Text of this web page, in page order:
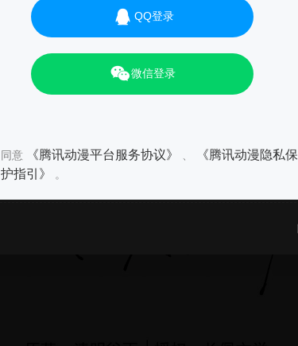
QQ登录
微信登录
同意 《腾讯动漫平台服务协议》
《腾讯动漫隐私保
护指引》
。
01